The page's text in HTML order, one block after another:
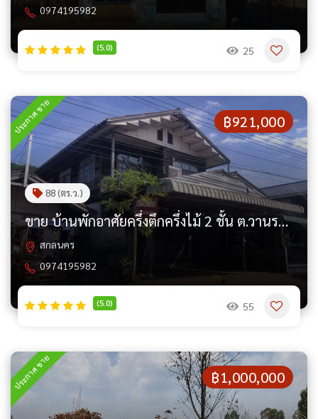
0974195982
(5.0) 25
฿921,000
ประกาศ ขาย
88 (ตร.ว.)
ขาย บ้านพักอาศัยครึ่งตึกครึ่งไม้ 2 ชั้น ต.วานรนิวาส อ.วานรนิวาส จ.สกลนคร PAP5-0601
สกลนคร
0974195982
(5.0) 55
฿1,000,000
ประกาศ ขาย